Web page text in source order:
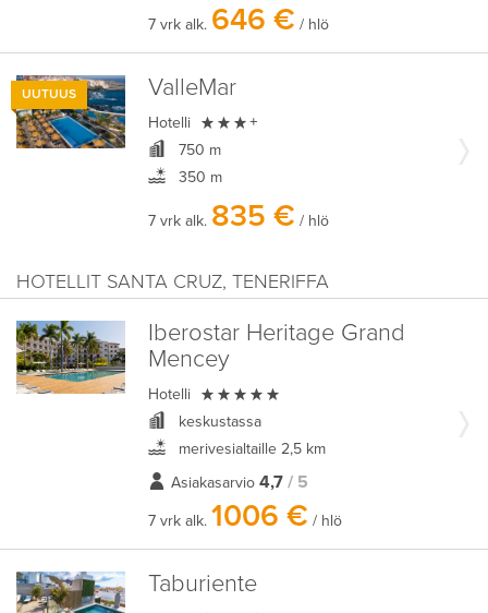
7 vrk alk. 646 € / hlö
UUTUUS ValleMar
Hotelli  +
750 m
350 m
7 vrk alk. 835 € / hlö
HOTELLIT SANTA CRUZ, TENERIFFA
Iberostar Heritage Grand
Mencey
Hotelli 
keskustassa
merivesialtaille 2,5 km
Asiakasarvio 4,7 / 5
7 vrk alk. 1006 € / hlö
Taburiente